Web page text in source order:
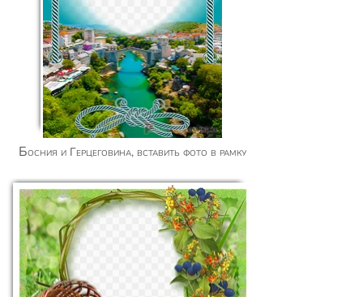
Босния и Герцеговина, вставить фото в рамку